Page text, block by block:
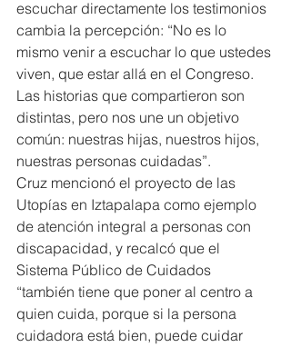
escuchar directamente los testimonios
cambia la percepción: “No es lo
mismo venir a escuchar lo que ustedes
viven, que estar allá en el Congreso.
Las historias que compartieron son
distintas, pero nos une un objetivo
común: nuestras hijas, nuestros hijos,
nuestras personas cuidadas”.
Cruz mencionó el proyecto de las
Utopías en Iztapalapa como ejemplo
de atención integral a personas con
discapacidad, y recalcó que el
Sistema Público de Cuidados
“también tiene que poner al centro a
quien cuida, porque si la persona
cuidadora está bien, puede cuidar